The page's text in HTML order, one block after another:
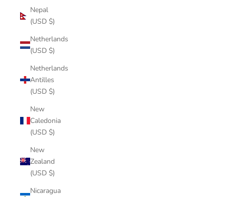
Nepal
(USD $)
Netherlands
(USD $)
Netherlands
Antilles
(USD $)
New
Caledonia
(USD $)
New
Zealand
(USD $)
Nicaragua